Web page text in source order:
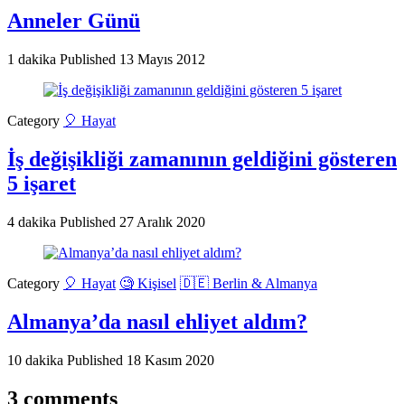
Anneler Günü
1 dakika Published 13 Mayıs 2012
Category 🎈 Hayat
İş değişikliği zamanının geldiğini gösteren
5 işaret
4 dakika Published 27 Aralık 2020
Category 🎈 Hayat 🧐 Kişisel 🇩🇪 Berlin & Almanya
Almanya’da nasıl ehliyet aldım?
10 dakika Published 18 Kasım 2020
3 comments